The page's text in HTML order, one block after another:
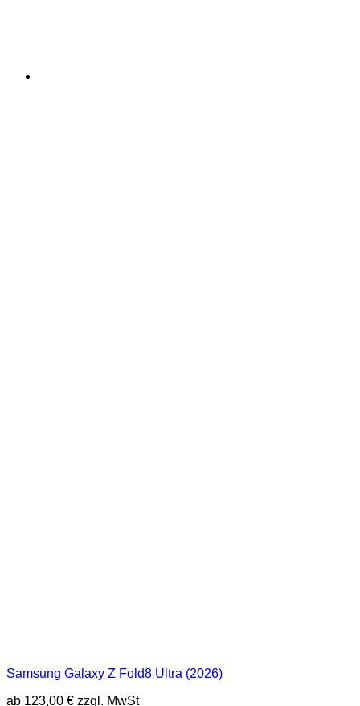
Samsung Galaxy Z Fold8 Ultra (2026)
ab 123,00 € zzgl. MwSt